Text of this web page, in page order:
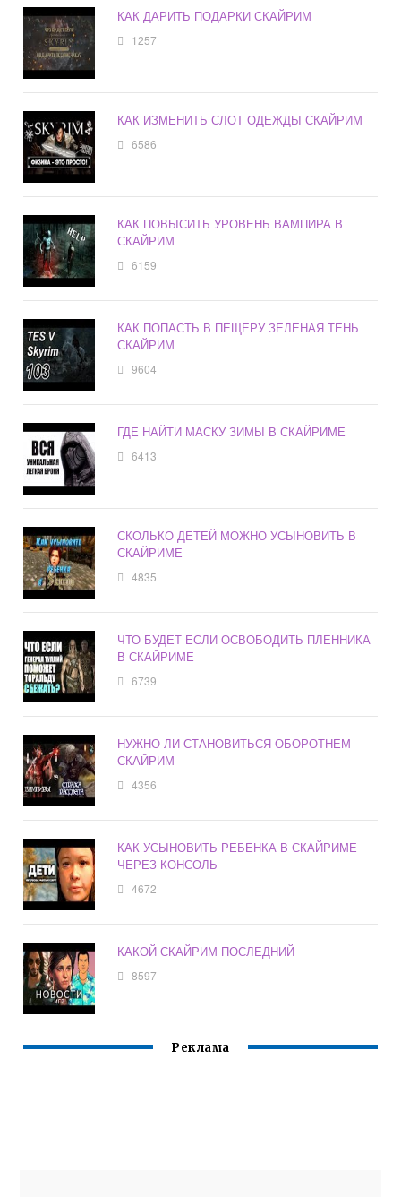
КАК ДАРИТЬ ПОДАРКИ СКАЙРИМ
1257
КАК ИЗМЕНИТЬ СЛОТ ОДЕЖДЫ СКАЙРИМ
6586
КАК ПОВЫСИТЬ УРОВЕНЬ ВАМПИРА В
СКАЙРИМ
6159
КАК ПОПАСТЬ В ПЕЩЕРУ ЗЕЛЕНАЯ ТЕНЬ
СКАЙРИМ
9604
ГДЕ НАЙТИ МАСКУ ЗИМЫ В СКАЙРИМЕ
6413
СКОЛЬКО ДЕТЕЙ МОЖНО УСЫНОВИТЬ В
СКАЙРИМЕ
4835
ЧТО БУДЕТ ЕСЛИ ОСВОБОДИТЬ ПЛЕННИКА
В СКАЙРИМЕ
6739
НУЖНО ЛИ СТАНОВИТЬСЯ ОБОРОТНЕМ
СКАЙРИМ
4356
КАК УСЫНОВИТЬ РЕБЕНКА В СКАЙРИМЕ
ЧЕРЕЗ КОНСОЛЬ
4672
КАКОЙ СКАЙРИМ ПОСЛЕДНИЙ
8597
Реклама